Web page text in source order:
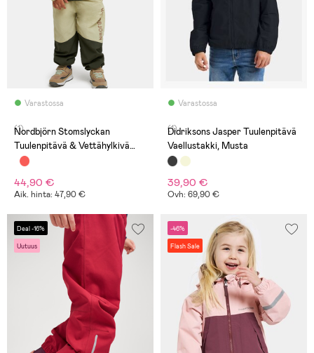
Varastossa
(1)
Nordbjörn Stomslyckan
Tuulenpitävä & Vettähylkivä
Vaatesetti, Lint/Deep Depths
44,90 €
Aik. hinta: 47,90 €
Varastossa
(1)
Didriksons Jasper Tuulenpitävä
Vaellustakki, Musta
39,90 €
Ovh: 69,90 €
Deal -16%
Uutuus
-46%
Flash Sale